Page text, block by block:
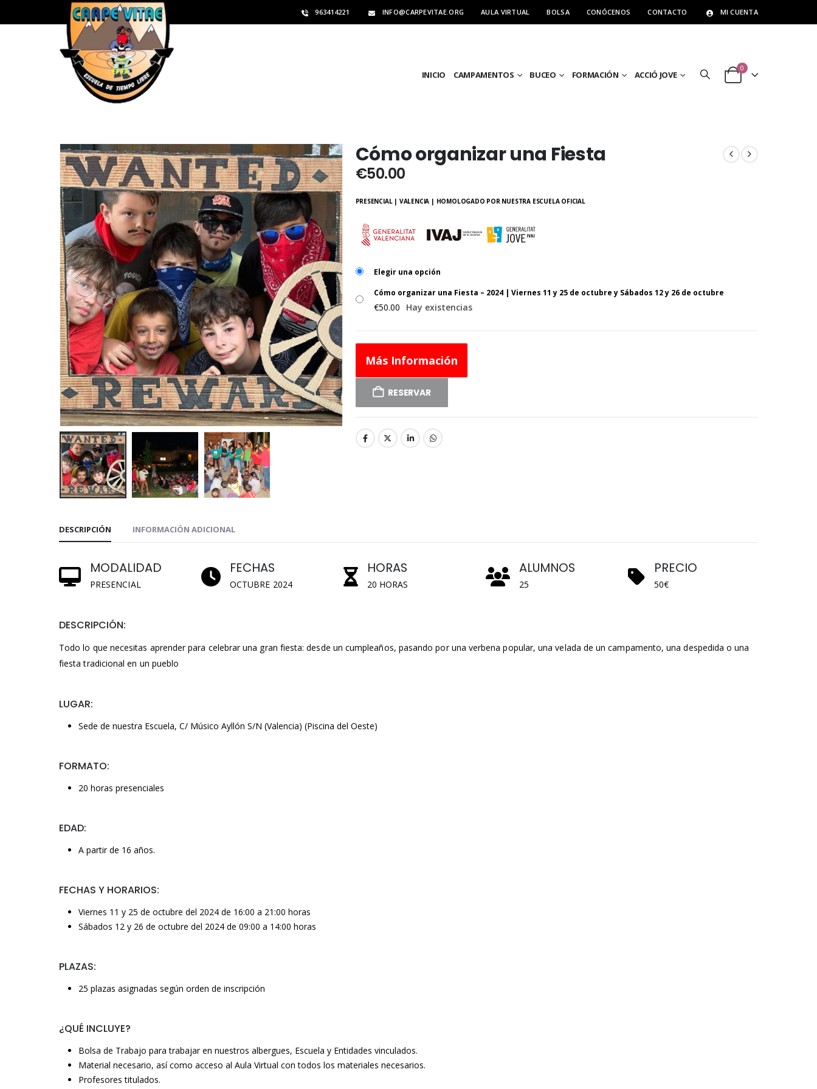
963414221 INFO@CARPEVITAE.ORG AULA VIRTUAL BOLSA CONÓCENOS CONTACTO MI CUENTA
INICIO CAMPAMENTOS BUCEO FORMACIÓN ACCIÓ JOVE
0
Cómo organizar una Fiesta
€50.00
PRESENCIAL | VALENCIA | HOMOLOGADO POR NUESTRA ESCUELA OFICIAL
Elegir una opción
Cómo organizar una Fiesta – 2024 | Viernes 11 y 25 de octubre y Sábados 12 y 26 de octubre
€50.00 Hay existencias
Más Información
RESERVAR
DESCRIPCIÓN INFORMACIÓN ADICIONAL
MODALIDAD
PRESENCIAL
FECHAS
OCTUBRE 2024
HORAS
20 HORAS
ALUMNOS
25
PRECIO
50€
DESCRIPCIÓN:
Todo lo que necesitas aprender para celebrar una gran fiesta: desde un cumpleaños, pasando por una verbena popular, una velada de un campamento, una despedida o una
fiesta tradicional en un pueblo
LUGAR:
Sede de nuestra Escuela, C/ Músico Ayllón S/N (Valencia) (Piscina del Oeste)
FORMATO:
20 horas presenciales
EDAD:
A partir de 16 años.
FECHAS Y HORARIOS:
Viernes 11 y 25 de octubre del 2024 de 16:00 a 21:00 horas
Sábados 12 y 26 de octubre del 2024 de 09:00 a 14:00 horas
PLAZAS:
25 plazas asignadas según orden de inscripción
¿QUÉ INCLUYE?
Bolsa de Trabajo para trabajar en nuestros albergues, Escuela y Entidades vinculados.
Material necesario, así como acceso al Aula Virtual con todos los materiales necesarios.
Profesores titulados.